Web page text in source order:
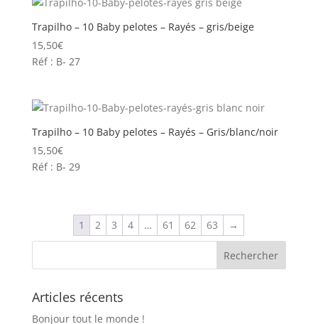
Trapilho – 10 Baby pelotes – Rayés – gris/beige
15,50€
Réf : B- 27
Trapilho – 10 Baby pelotes – Rayés – Gris/blanc/noir
15,50€
Réf : B- 29
1 2 3 4 … 61 62 63 →
Articles récents
Bonjour tout le monde !